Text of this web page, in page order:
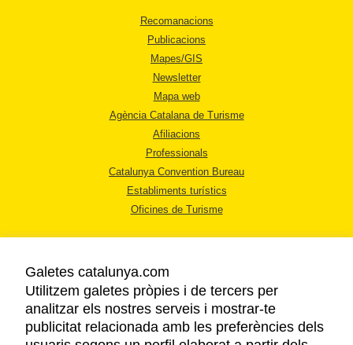
Recomanacions
Publicacions
Mapes/GIS
Newsletter
Mapa web
Agència Catalana de Turisme
Afiliacions
Professionals
Catalunya Convention Bureau
Establiments turístics
Oficines de Turisme
AVÍS LEGAL
POLÍTICA DE PRIVACITAT
Galetes catalunya.com
Utilitzem galetes pròpies i de tercers per
analitzar els nostres serveis i mostrar-te
publicitat relacionada amb les preferències dels